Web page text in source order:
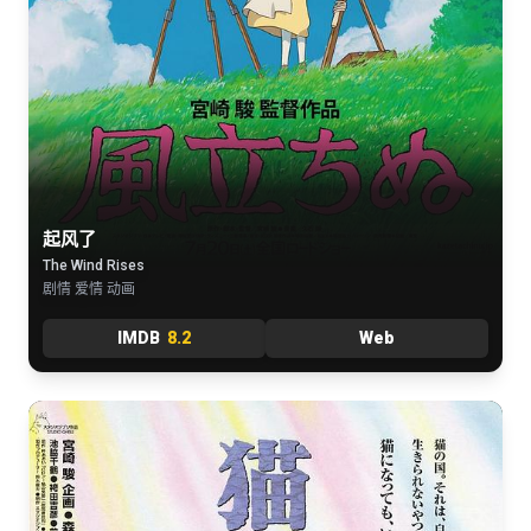
起风了
The Wind Rises
剧情 爱情 动画
IMDB 8.2 Web